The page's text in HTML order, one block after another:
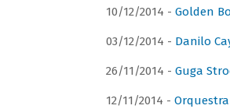
10/12/2014 - Golden
03/12/2014 - Danilo
26/11/2014 - Guga
12/11/2014 -